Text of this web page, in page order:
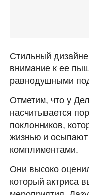
Стильный
внимание к ее
равнодушными
Отметим, что у
насчитывается
поклонников,
жизнью и осыпают
комплиментами.
Они высоко
который актриса